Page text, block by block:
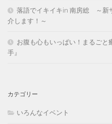
落語でイキイキin 南房総 ～新
介します！～
お腹も心もいっぱい！まるご
手』
カテゴリー
いろんなイベント